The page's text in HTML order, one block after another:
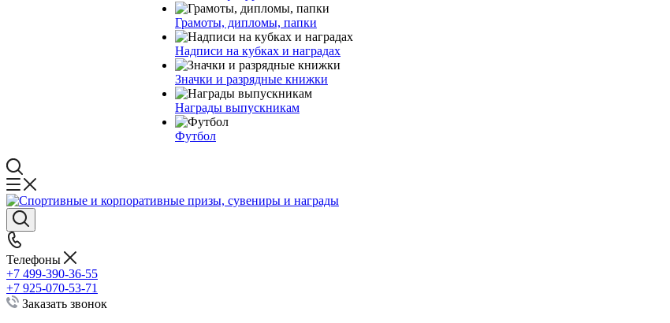
Грамоты, дипломы, папки
Надписи на кубках и наградах
Значки и разрядные книжки
Награды выпускникам
Футбол
Телефоны
+7 499-390-36-55
+7 925-070-53-71
Заказать звонок